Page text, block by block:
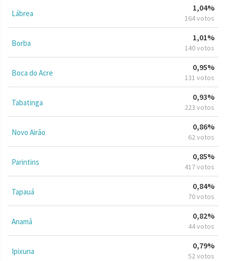
Lábrea
1,04%
164 votos
Borba
1,01%
140 votos
Boca do Acre
0,95%
131 votos
Tabatinga
0,93%
223 votos
Novo Airão
0,86%
62 votos
Parintins
0,85%
417 votos
Tapauá
0,84%
70 votos
Anamã
0,82%
44 votos
Ipixuna
0,79%
52 votos